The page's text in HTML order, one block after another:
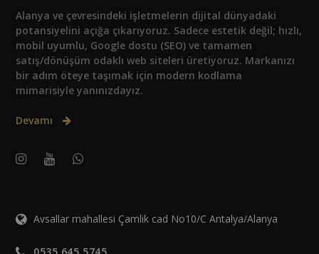
Alanya ve çevresindeki işletmelerin dijital dünyadaki
potansiyelini açığa çıkarıyoruz. Sadece estetik değil; hızlı,
mobil uyumlu, Google dostu (SEO) ve tamamen
satış/dönüşüm odaklı web siteleri üretiyoruz. Markanızı
bir adım öteye taşımak için modern kodlama
mimarisiyle yanınızdayız.
Devamı
Avsallar mahallesi Çamlik cad No10/C Antalya/Alanya
0535 645 5745